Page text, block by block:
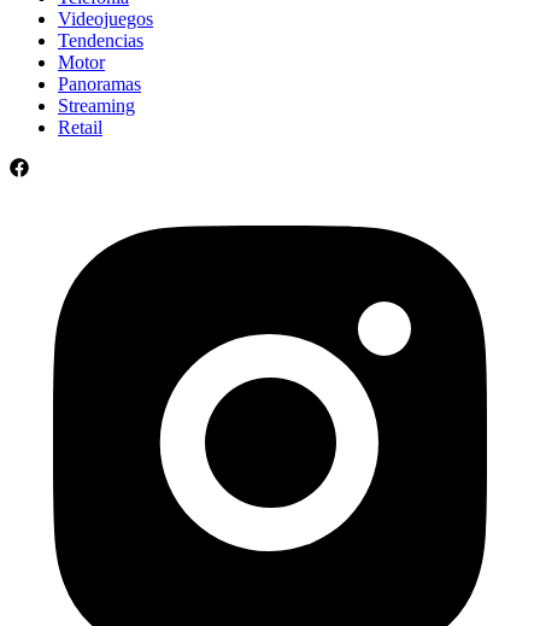
Videojuegos
Tendencias
Motor
Panoramas
Streaming
Retail